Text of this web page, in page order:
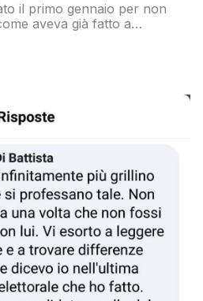
il primo gennaio per non
aveva già fatto a
Maio